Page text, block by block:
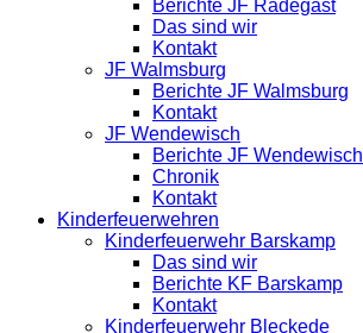
Berichte JF Radegast
Das sind wir
Kontakt
JF Walmsburg
Berichte JF Walmsburg
Kontakt
JF Wendewisch
Berichte JF Wendewisch
Chronik
Kontakt
Kinderfeuerwehren
Kinderfeuerwehr Barskamp
Das sind wir
Berichte KF Barskamp
Kontakt
Kinderfeuerwehr Bleckede